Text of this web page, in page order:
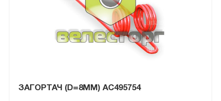
ЗАГОРТАЧ (D=8MM) AC495754